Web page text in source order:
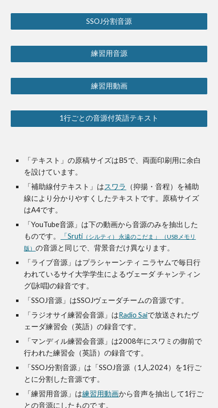
SSOJ分割音源
練習用音源
練習用動画
1行ごとの音源付英語テキスト
「テキスト」の原稿サイズはB5で、両面印刷用に余白
を設けています。
「補助線付テキスト」はスワラ
（抑揚・音程）を補助
線により分かりやすくしたテキストです。原稿サイズ
はA4です。
「YouTube音源」は下の動画から音源のみを抽出した
ものです。
「Sruti （シルティ） 永遠のこだま 」
（USBメモリ
版）の音源と同じで、背景音だけ異なります。
「ライブ音源」はプラシャーンティ ニラヤムで毎日行
われているサイ大学学生によるヴェーダ チャンティン
グ(詠唱)の録音です。
「SSOJ音源」はSSOJヴェーダチームの音源です。
「ラジオサイ練習会音源」はRadio Saiで放送されたヴ
ェーダ練習会（英語）の録音です。
「マンディル練習会音源」は2008年にスワミの御前で
行われた練習会（英語）の録音です。
「SSOJ分割音源」は「SSOJ音源（1人,2024）を1行ご
とに分割した音源です。
「練習用音源」は練習用動画から音声を抽出して1行ご
との音源にしたもので す。